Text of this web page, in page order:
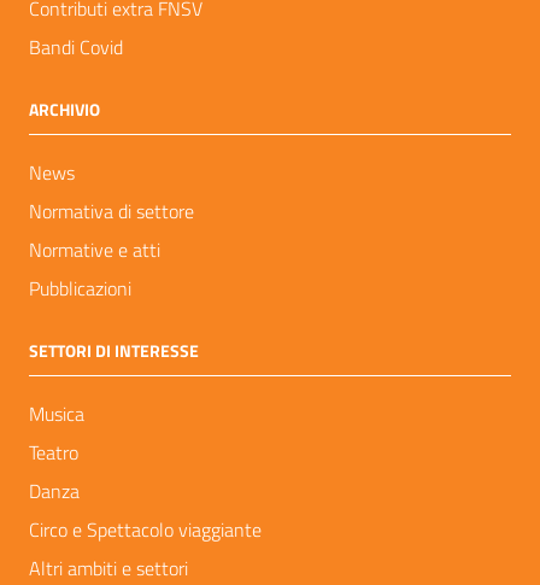
Contributi extra FNSV
Bandi Covid
ARCHIVIO
News
Normativa di settore
Normative e atti
Pubblicazioni
SETTORI DI INTERESSE
Musica
Teatro
Danza
Circo e Spettacolo viaggiante
Altri ambiti e settori